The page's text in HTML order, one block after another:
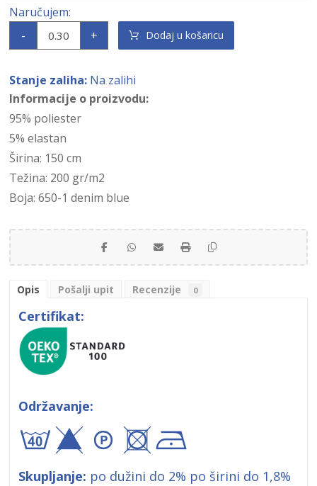
- + Dodaj u košaricu
Stanje zaliha: Na zalihi
Informacije o proizvodu:
95% poliester
5% elastan
Širina: 150 cm
Težina: 200 gr/m2
Boja: 650-1 denim blue
Opis Pošalji upit Recenzije 0
Certifikat:
Održavanje:
byA+!
Skupljanje: po dužini do 2% po širini do 1,8%